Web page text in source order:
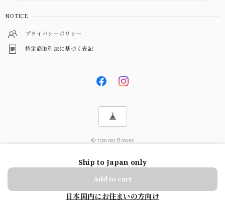
NOTICE
プライバシーポリシー
特定商取引法に基づく表記
© tomoni flower
Ship to Japan only
Add to cart
日本国内にお住まいの方向け
ショップに質問する